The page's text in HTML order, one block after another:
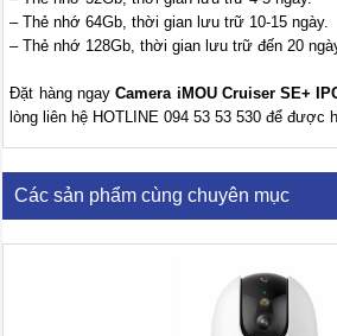
– Thẻ nhớ 64Gb, thời gian lưu trữ 10-15 ngày.
– Thẻ nhớ 128Gb, thời gian lưu trữ đến 20
Đặt hàng ngayCamera iMOU Cruiser SE+
lòng liên hệ HOTLINE 094 53 53 530 để được
Các sản phẩm cùng chuyên mục